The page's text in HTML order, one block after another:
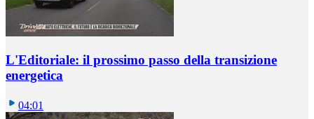
L'Editoriale: il prossimo passo della transizione
energetica
04:01